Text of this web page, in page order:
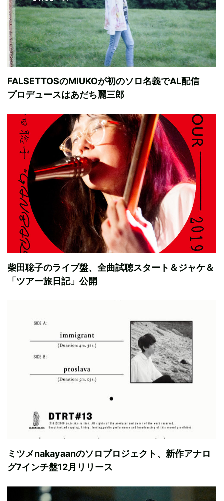
FALSETTOSのMIUKOが初のソロ名義でAL配信
プロデュースはあだち麗三郎
柴田聡子のライブ盤、全曲試聴スタート＆ジャケ＆
「ツアー旅日記」公開
ミツメnakayaanのソロプロジェクト、新作アナロ
グ7インチ盤12月リリース